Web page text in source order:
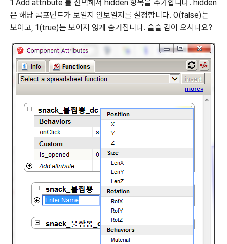
1 Add attribute 를 선택해서 hidden 항목을 추가합니다. hidden
은 해당 콤포넌트가 보일지 안보일지를 설정합니다. 0(false)는
보이고, 1(true)는 보이지 않게 숨겨집니다. 슬슬 감이 오시나요?